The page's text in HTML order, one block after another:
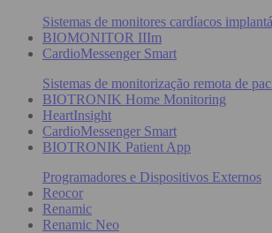
Sistemas de monitores cardíacos
BIOMONITOR IIIm
CardioMessenger Smart
Sistemas de monitorização remota de
BIOTRONIK Home Monitoring
HeartInsight
CardioMessenger Smart
BIOTRONIK Patient App
Programadores e Dispositivos Externos
Reocor
Renamic
Renamic Neo